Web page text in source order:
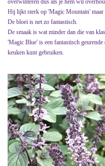
overwinteren dus als je hem wil
Hij lijkt sterk op 'Magic Mountain' maar
De bloei is net zo fantastisch.
De smaak is wat minder dan die van
'Magic Blue' is een fantastisch
keuken kunt gebruiken.